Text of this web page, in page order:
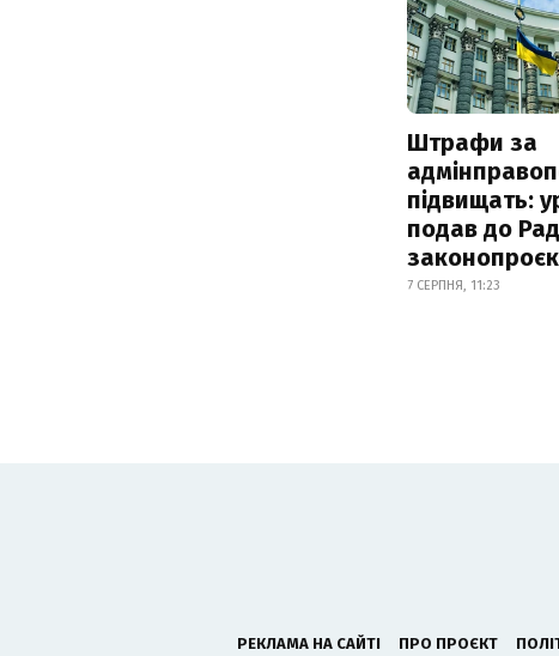
Штрафи за
підвищать:
подав до
7 СЕРПНЯ, 11:23
РЕКЛАМА НА САЙТІ ПРО ПРОЄКТ